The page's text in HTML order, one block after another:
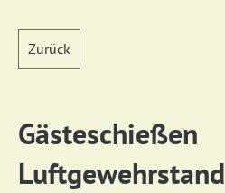
Zurück
Gästeschießen
Luftgewehrstand